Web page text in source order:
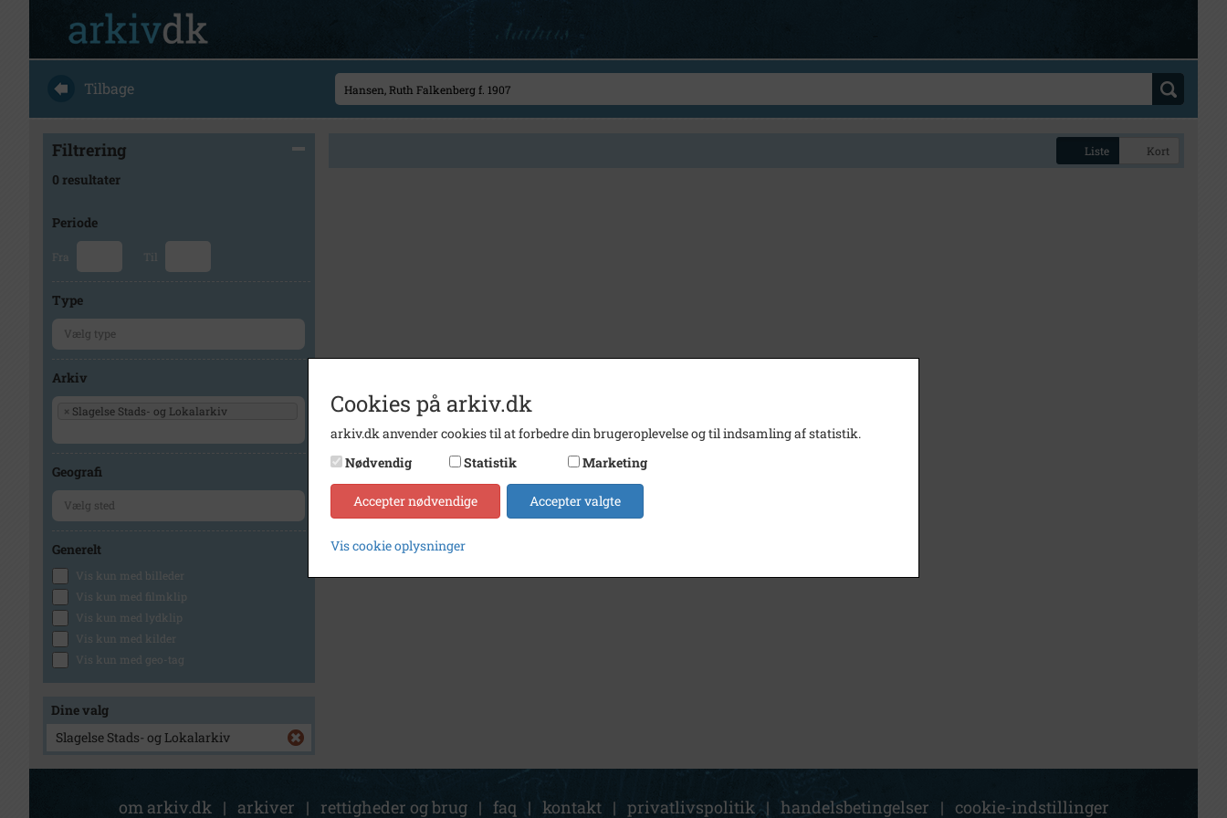
Tilbage
Filtrering
0 resultater
Periode
Fra Til
Type
Arkiv
× Slagelse Stads- og Lokalarkiv
Geografi
Generelt
Vis kun med billeder
Vis kun med filmklip
Vis kun med lydklip
Vis kun med kilder
Vis kun med geo-tag
Dine valg
Slagelse Stads- og Lokalarkiv
Liste Kort
om arkiv.dk | arkiver | rettigheder og brug | faq | kontakt | privatlivspolitik | handelsbetingelser | cookie-indstillinger
Cookies på arkiv.dk
arkiv.dk anvender cookies til at forbedre din brugeroplevelse og til indsamling af statistik.
Nødvendig
Statistik Marketing
Accepter nødvendige Accepter valgte
Vis cookie oplysninger